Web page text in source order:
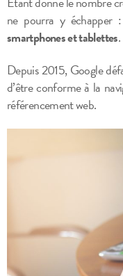
ne pourra y
smartphones et tablettes.
Depuis 2015, Google
d’être conforme à la
référencement web.